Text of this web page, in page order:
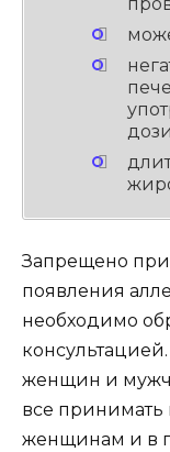
Запрещено
появления
необходимо
женщин и
все
женщинам и в